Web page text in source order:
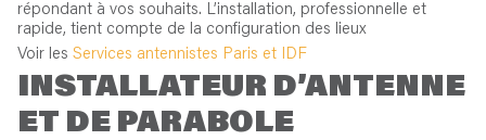
répondant à vos souhaits. L’installation, professionnelle et
rapide, tient compte de la configuration des lieux
Voir les Services antennistes Paris et IDF
INSTALLATEUR D’ANTENNE
ET DE PARABOLE